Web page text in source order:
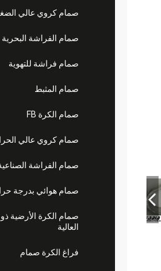
صمام كروي عالي
صمام الفراشة البحرية
صمام فراشة للتهوية
صمام المثبط
صمام الكرة FB
صمام كروي عالي
صمام الفراشة
صمام هوائي بدرجة
صمام الكرة الأرضية
العالية
فراغ الكرة صمام